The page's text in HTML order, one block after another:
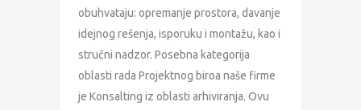
obuhvataju: opremanje prostora, davanje
idejnog rešenja, isporuku i montažu, kao i
stručni nadzor. Posebna kategorija
oblasti rada Projektnog biroa naše firme
je Konsalting iz oblasti arhiviranja. Ovu